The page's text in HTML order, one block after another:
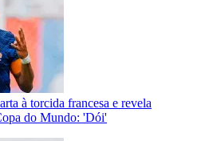
à torcida francesa e revela
do Mundo: 'Dói'